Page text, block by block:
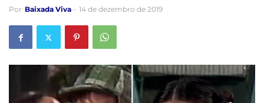
Por Baixada Viva - 14 de dezembro de 2019